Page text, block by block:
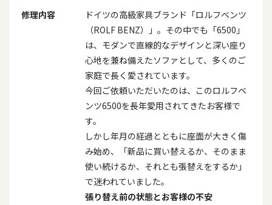
修理内容
ドイツの高級家具ブランド「ロルフベンツ
（ROLF BENZ）」。その中でも「6500 」
は、モダンで直線的なデザインと深い座り
心地を兼ね備えたソファとして、多くのご
家庭で長く愛されています。
今回ご依頼いただいたのは、このロルフベ
ンツ6500を長年愛用されてきたお客様で
す。
しかし年月の経過とともに座面が大きく傷
み始め、「新品に買い替えるか、そのまま
使い続けるか、それとも張替えをするか」
で迷われていました。
張り替え前の状態とお客様の不安